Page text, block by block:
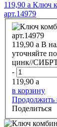
119,90 a Ключ
арт.14979
119,90 a В
уточняйте
цинк//
-
119,90 a
в корзину
Продолжить
Поделиться